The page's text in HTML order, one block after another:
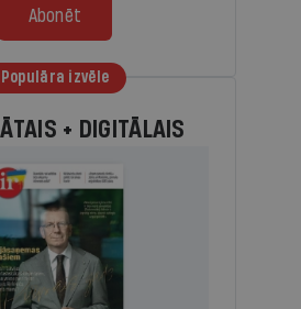
Abonēt
Populāra izvēle
+ DIGITĀLAIS